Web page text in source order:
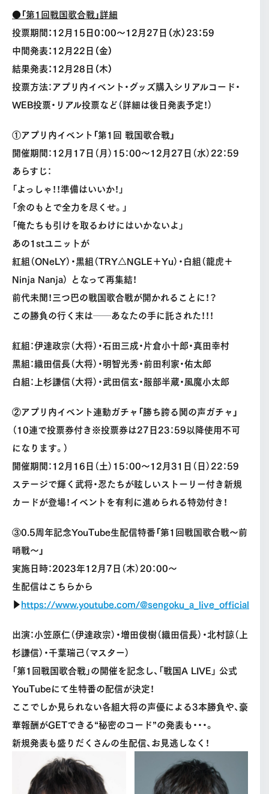
●「第1回戦国歌合戦」詳細
投票期間：12月15日0：00〜12月27日（水）23：59
中間発表：12月22日（金）
結果発表：12月28日（木）
投票方法：アプリ内イベント・グッズ購入シリアルコード・
WEB投票・リアル投票など（詳細は後日発表予定！）
①アプリ内イベント「第1回 戦国歌合戦」
開催期間：12月17日（月）15：00〜12月27日（水）22：59
あらすじ：
「よっしゃ！！準備はいいか！」
「余のもとで全力を尽くせ。」
「俺たちも引けを取るわけにはいかないよ」
あの1stユニットが
紅組（ONeLY）・黒組（TRY△NGLE＋Yu）・白組（龍虎＋
Ninja Nanja） となって再集結！
前代未聞！三つ巴の戦国歌合戦が開かれることに！？
この勝負の行く末は──あなたの手に託された！！！
紅組：伊達政宗（大将）・石田三成・片倉小十郎・真田幸村
黒組：織田信長（大将）・明智光秀・前田利家・佑太郎
白組：上杉謙信（大将）・武田信玄・服部半蔵・風魔小太郎
②アプリ内イベント連動ガチャ「勝ち誇る鬨の声ガチャ」
（10連で投票券付き※投票券は27日23：59以降使用不可
になります。）
開催期間：12月16日（土）15：00〜12月31日（日）22：59
ステージで輝く武将・忍たちが眩しいストーリー付き新規
カードが登場！イベントを有利に進められる特効付き！
③0.5周年記念YouTube生配信特番「第1回戦国歌合戦〜前
哨戦〜」
実施日時：2023年12月7日（木）20：00〜
生配信はこちらから
▶︎https://www.youtube.com/@sengoku_a_live_official
出演：小笠原仁（伊達政宗）・増田俊樹（織田信長）・北村諒（上
杉謙信）・千葉瑞己（マスター）
「第1回戦国歌合戦」の開催を記念し、「戦国A LIVE」 公式
YouTubeにて生特番の配信が決定！
ここでしか見られない各組大将の声優による3本勝負や、豪
華報酬がGETできる“秘密のコード”の発表も・・・。
新規発表も盛りだくさんの生配信、お見逃しなく！